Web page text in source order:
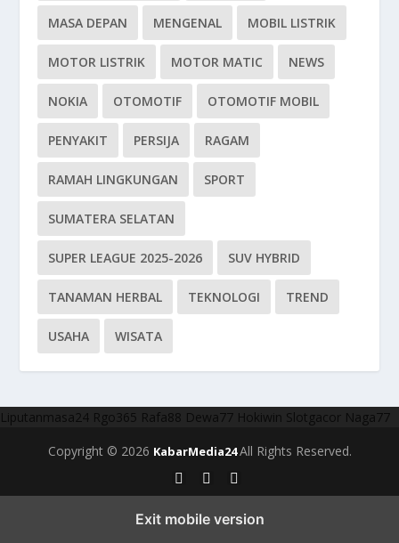
MASA DEPAN MENGENAL MOBIL LISTRIK
MOTOR LISTRIK MOTOR MATIC NEWS
NOKIA OTOMOTIF OTOMOTIF MOBIL
PENYAKIT PERSIJA RAGAM
RAMAH LINGKUNGAN SPORT
SUMATERA SELATAN
SUPER LEAGUE 2025-2026 SUV HYBRID
TANAMAN HERBAL TEKNOLOGI TREND
USAHA WISATA
Liputanmasa24 Rgo365 Rafa88 Dewa77 Hokiwin Slotgacor Naga77
Copyright © 2026 KabarMedia24All Rights Reserved.
Exit mobile version